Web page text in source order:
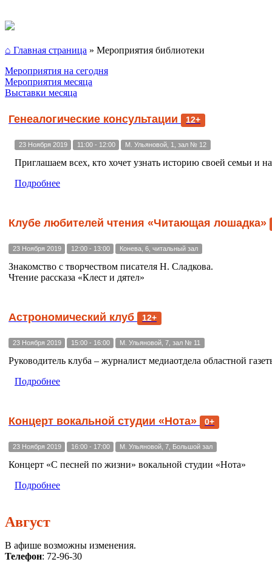
⌂ Главная страница » Мероприятия библиотеки
Мероприятия на сегодня
Мероприятия месяца
Выставки месяца
Генеалогические консультации 12+
23 Ноября 2019 11:00 - 12:00 М. Ульяновой, 1, зал № 12
Приглашаем всех, кто хочет узнать историю своей семьи и
Подробнее
Клубе любителей чтения «Читающая лошадка»
23 Ноября 2019 12:00 - 13:00 Конева, 6, читальный зал
Знакомство с творчеством писателя Н. Сладкова.
Чтение рассказа «Клест и дятел»
Астрономический клуб 12+
23 Ноября 2019 15:00 - 16:00 М. Ульяновой, 7, зал № 11
Руководитель клуба – журналист медиаотдела областной
Подробнее
Концерт вокальной студии «Нота» 0+
23 Ноября 2019 16:00 - 17:00 М. Ульяновой, 7, Большой зал
Концерт «С песней по жизни» вокальной студии «Нота»
Подробнее
Август
В афише возможны изменения.
Телефон: 72-96-30